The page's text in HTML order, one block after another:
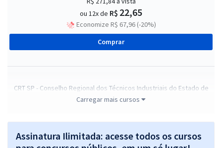
ou 12x de R$ 22,65
Economize R$ 67,96 (-20%)
Comprar
CRT SP - Conselho Regional dos Técnicos Industriais do Estado de
São Paulo - Fiscal
23,99
Economize R$ 71,96 (-20%)
Carregar mais cursos
Assinatura Ilimitada: acesse todos os cursos